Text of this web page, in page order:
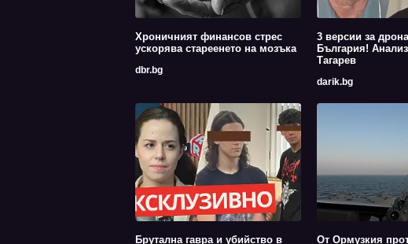
Хроничният финансов стрес
ускорява стареенето на мозъка
dbr.bg
3 версии за
България!
Тагарев
darik.bg
Брутална гавра и убийство в
От Ормузкия